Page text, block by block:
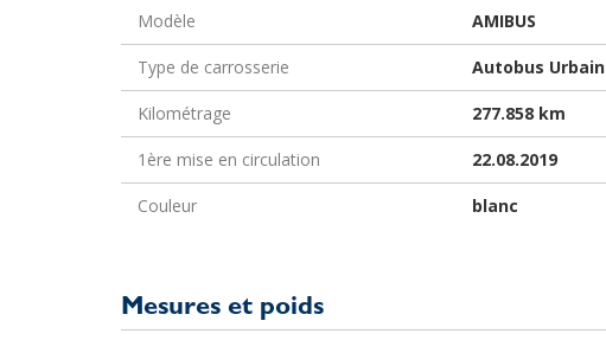
Modèle AMIBUS
Type de carrosserie Autobus Urbain
Kilométrage 277.858 km
1ère mise en circulation 22.08.2019
Couleur blanc
Mesures et poids